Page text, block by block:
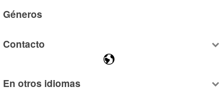
Géneros
Contacto
En otros idiomas